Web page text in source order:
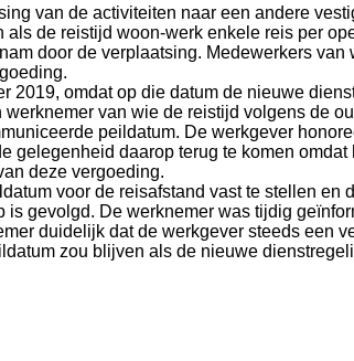
van de activiteiten naar een andere
de reistijd woon-werk enkele reis per
door de verplaatsing. Medewerkers
2019, omdat op die datum de nieuwe
van wie de reistijd volgens de
peildatum. De werkgever
gelegenheid daarop terug te komen
deze vergoeding.
voor de reisafstand vast te stellen
gevolgd. De werknemer was tijdig
duidelijk dat de werkgever steeds een
zou blijven als de nieuwe